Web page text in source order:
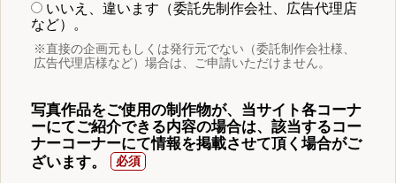
いいえ、違います（委託先制作会社、広告代理店
など）。
※直接の企画元もしくは発行元でない（委託制作会社様、
広告代理店様など）場合は、ご申請いただけません。
写真作品をご使用の制作物が、当サイト各コーナ
ーにてご紹介できる内容の場合は、該当するコー
ナーコーナーにて情報を掲載させて頂く場合がご
ざいます。